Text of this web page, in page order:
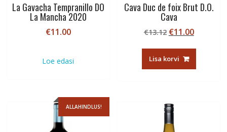
La Gavacha Tempranillo DO
La Mancha 2020
€11.00
Loe edasi
Cava Duc de foix Brut D.O.
Cava
€13.12 Algne
oli:
€13.12.
€11.00Current
Lisa korvi
ALLAHINDLUS!